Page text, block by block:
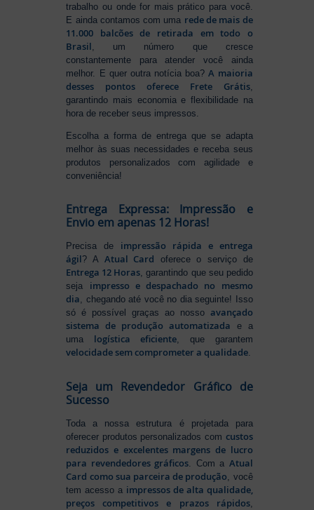
trabalho ou onde for mais prático para você.
E ainda contamos com uma rede de mais de
11.000 balcões de retirada em todo o
Brasil , um número que cresce
constantemente para atender você ainda
melhor. E quer outra notícia boa?A maioria
desses pontos oferece Frete Grátis,
garantindo mais economia e flexibilidade na
hora de receber seus impressos.
Escolha a forma de entrega que se adapta
melhor às suas necessidades e receba seus
produtos personalizados com agilidade e
conveniência!
Entrega Expressa: Impressão e
Envio em apenas 12 Horas!
Precisa de impressão rápida e entrega
ágil? A Atual Card oferece o serviço de
Entrega 12 Horas, garantindo que seu pedido
seja impresso e despachado no mesmo
dia, chegando até você no dia seguinte! Isso
só é possível graças ao nosso avançado
sistema de produção automatizada e a
uma logística eficiente, que garantem
velocidade sem comprometer a qualidade.
Seja um Revendedor Gráfico de
Sucesso
Toda a nossa estrutura é projetada para
oferecer produtos personalizados com custos
reduzidos e excelentes margens de lucro
para revendedores gráficos . Com a Atual
Card como sua parceira de produção , você
tem acesso a impressos de alta qualidade,
preços competitivos e prazos rápidos,